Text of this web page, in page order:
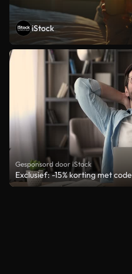
iStock
Gesponsord door iStock
Exclusief: -15% korting met code